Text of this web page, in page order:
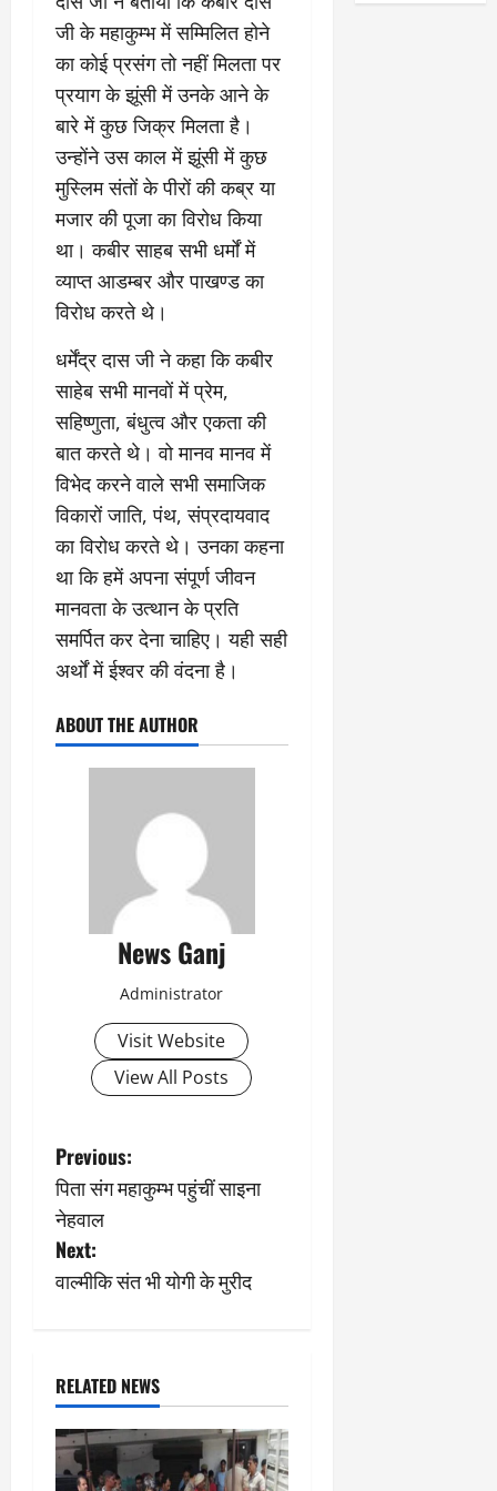
जी के महाकुम्भ में सम्मिलित होने
का कोई प्रसंग तो नहीं मिलता पर
प्रयाग के झूंसी में उनके आने के
बारे में कुछ जिक्र मिलता है।
उन्होंने उस काल में झूंसी में कुछ
मुस्लिम संतों के पीरों की कब्र या
मजार की पूजा का विरोध किया
था। कबीर साहब सभी धर्मों में
व्याप्त आडम्बर और पाखण्ड का
विरोध करते थे।
धर्मेंद्र दास जी ने कहा कि कबीर
साहेब सभी मानवों में प्रेम,
सहिष्णुता, बंधुत्व और एकता की
बात करते थे। वो मानव मानव में
विभेद करने वाले सभी समाजिक
विकारों जाति, पंथ, संप्रदायवाद
का विरोध करते थे। उनका कहना
था कि हमें अपना संपूर्ण जीवन
मानवता के उत्थान के प्रति
समर्पित कर देना चाहिए। यही सही
अर्थों में ईश्वर की वंदना है।
ABOUT THE AUTHOR
News Ganj
Administrator
Visit Website
View All Posts
P
o
s
t
a
v
Previous:
पिता संग महाकुम्भ पहुंचीं साइना
नेहवाल
Next:
वाल्मीकि संत भी योगी के मुरीद
RELATED NEWS